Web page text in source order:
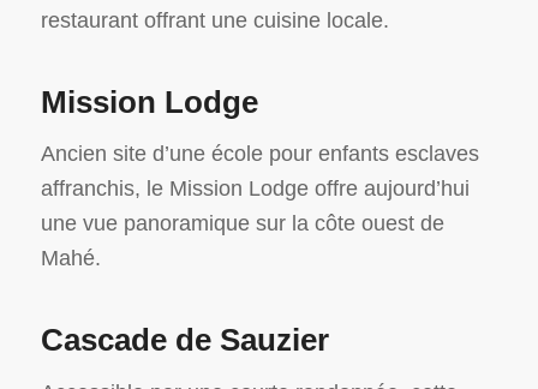
restaurant offrant une cuisine locale.
Mission Lodge
Ancien site d’une école pour enfants esclaves
affranchis, le Mission Lodge offre aujourd’hui
une vue panoramique sur la côte ouest de
Mahé.
Cascade de Sauzier